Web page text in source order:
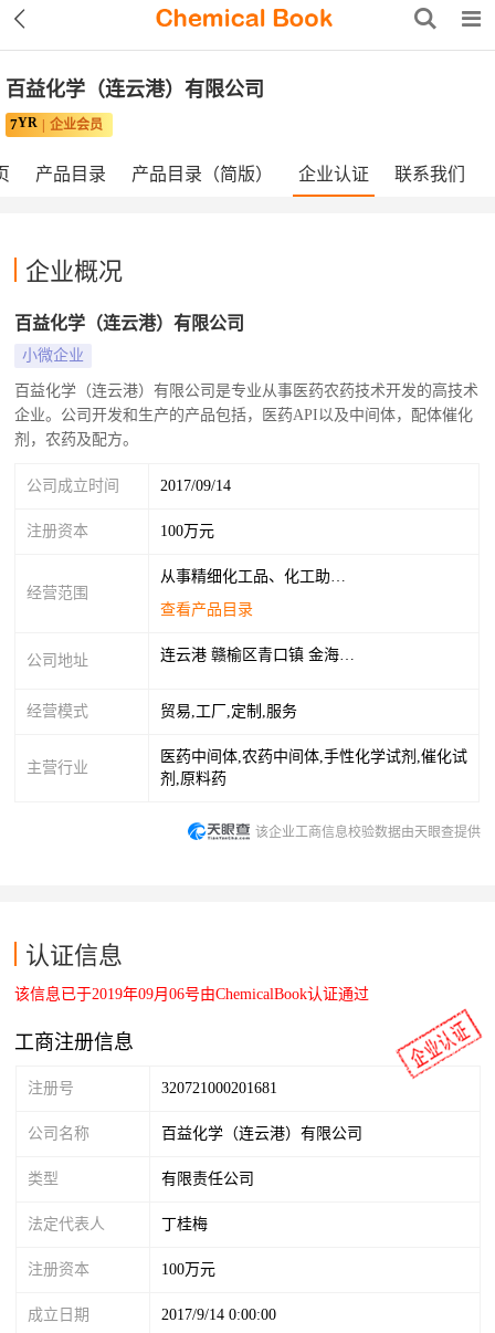
百益化学（连云港）有限公司
7YR 企业会员
产品目录 产品目录（简版） 企业认证 联系我们
企业概况
百益化学（连云港）有限公司
小微企业
百益化学（连云港）有限公司是专业从事医药农药技术开发的高技术
企业。公司开发和生产的产品包括，医药API以及中间体，配体催化
剂，农药及配方。
公司成立时间 2017/09/14
注册资本 100万元
经营范围
从事精细化工品、化工助剂、日化品领域内的技术开发、技术咨询、技术服务、技术转让；化工产品（不含危化品）批发与零售；自营和代理各类商品及技术的进出口业务，但国家限定企业经营或禁止进出口的商品和技术除外。（依法须经批准的项目，经相关部门批准后方可开展经营活动
查看产品目录
公司地址 连云港 赣榆区青口镇 金海路38
经营模式 贸易,工厂,定制,服务
主营行业
医药中间体,农药中间体,手性化学试剂,催化试
剂,原料药
该企业工商信息校验数据由天眼查提供
认证信息
该信息已于2019年09月06号由ChemicalBook认证通过
工商注册信息
注册号 320721000201681
公司名称 百益化学（连云港）有限公司
类型 有限责任公司
法定代表人 丁桂梅
注册资本 100万元
成立日期 2017/9/14 0:00:00